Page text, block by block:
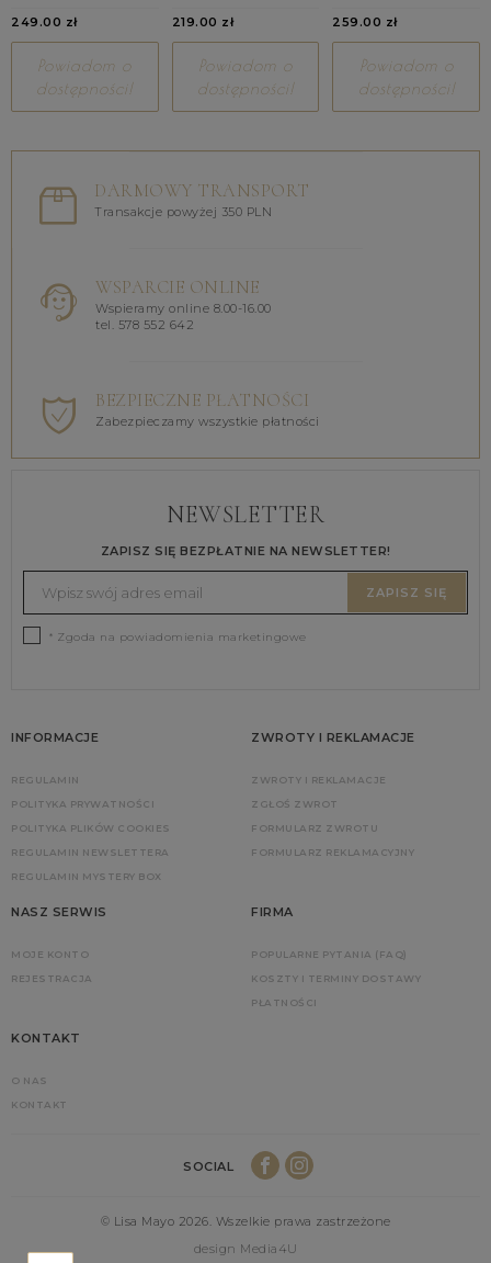
249.00 zł
Powiadom o
dostępności!
219.00 zł
Powiadom o
dostępności!
259.00 zł
Powiadom o
dostępności!
DARMOWY TRANSPORT
Transakcje powyżej 350 PLN
WSPARCIE ONLINE
Wspieramy online 8.00-16.00
tel. 578 552 642
BEZPIECZNE PŁATNOŚCI
Zabezpieczamy wszystkie płatności
NEWSLETTER
ZAPISZ SIĘ BEZPŁATNIE NA NEWSLETTER!
ZAPISZ SIĘ
* Zgoda na powiadomienia marketingowe
INFORMACJE
REGULAMIN
POLITYKA PRYWATNOŚCI
POLITYKA PLIKÓW COOKIES
REGULAMIN NEWSLETTERA
REGULAMIN MYSTERY BOX
ZWROTY I REKLAMACJE
ZWROTY I REKLAMACJE
ZGŁOŚ ZWROT
FORMULARZ ZWROTU
FORMULARZ REKLAMACYJNY
NASZ SERWIS
MOJE KONTO
REJESTRACJA
FIRMA
POPULARNE PYTANIA (FAQ)
KOSZTY I TERMINY DOSTAWY
PŁATNOŚCI
KONTAKT
O NAS
KONTAKT
SOCIAL
© Lisa Mayo 2026. Wszelkie prawa zastrzeżone
design Media4U